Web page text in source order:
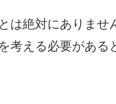
は絶対にありませ
考える必要がある